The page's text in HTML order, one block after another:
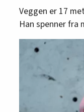
Veggen er 17
Han spenner fra